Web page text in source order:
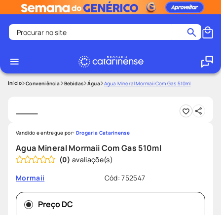
Procurar no site
1
2º
medley
4º
protetor solar facial
5º
shampoo
6º
tadalafila
7º
mounjaro
8º
ozivy
9º
lenço umedecido
º protetor solar
Conveniência Bebidas Água Agua Mineral Mormaii Com Gas 510ml
Agua Mineral Mormaii Com Gas 510ml
(0)
Mormaii
Cód:752547
Vendido e entregue por: Drogaria Catarinense
Preço DC